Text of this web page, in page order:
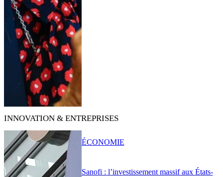
INNOVATION & ENTREPRISES
Sanofi : l’investissement massif aux États-
ÉCONOMIE